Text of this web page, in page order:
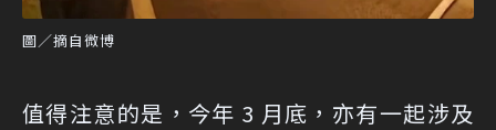
圖／摘自微博
值得注意的是，今年 3 月底，亦有一起涉及